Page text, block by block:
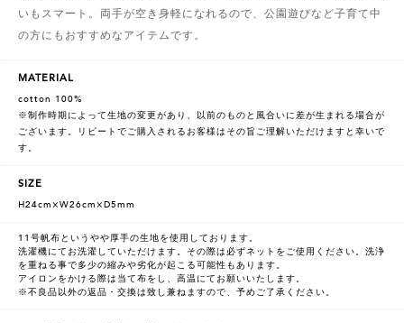
いもスマート。両手が空き身軽になれるので、公園遊びなど子育て中
の方にもおすすめなアイテムです。
MATERIAL
cotton 100%
※制作時期によって生地の変更があり、以前のものと風合いに差が生まれる場合が
ございます。リピートでご購入されるお客様はその旨ご理解いただけますと幸いで
す。
SIZE
H24cm×W26cm×D5mm
11号帆布というやや厚手の生地を使用しております。
洗濯機にてお洗濯していただけます。その際は必ずネットをご使用ください。洗浄
を重ねる事で多少の縮みや劣化が起こる可能性もあります。
アイロンをかける際は当て布をし、高温にてお願いいたします。
※不良品以外の返品・交換は致し兼ねますので、予めご了承ください。